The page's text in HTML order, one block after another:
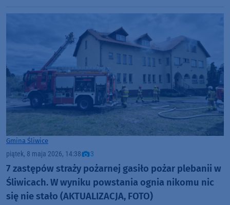
Gmina Śliwice
piątek, 8 maja 2026, 14:38 3
7 zastępów straży pożarnej gasiło pożar plebanii w
Śliwicach. W wyniku powstania ognia nikomu nic
się nie stało (AKTUALIZACJA, FOTO)